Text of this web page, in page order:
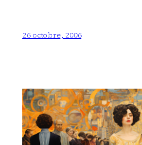
26 octobre, 2006